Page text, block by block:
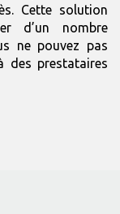
Cette solution
d’un nombre
ne pouvez pas
des prestataires